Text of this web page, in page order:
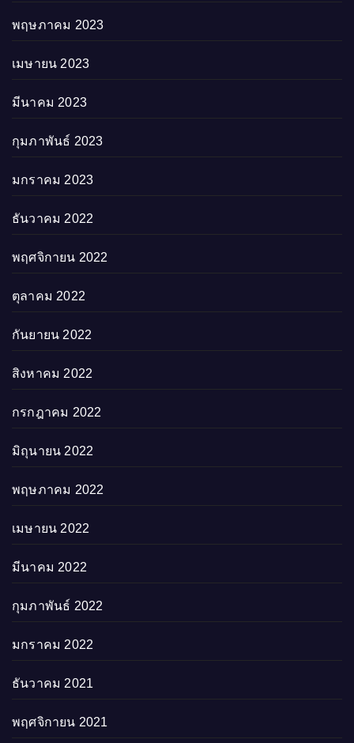
พฤษภาคม 2023
เมษายน 2023
มีนาคม 2023
กุมภาพันธ์ 2023
มกราคม 2023
ธันวาคม 2022
พฤศจิกายน 2022
ตุลาคม 2022
กันยายน 2022
สิงหาคม 2022
กรกฎาคม 2022
มิถุนายน 2022
พฤษภาคม 2022
เมษายน 2022
มีนาคม 2022
กุมภาพันธ์ 2022
มกราคม 2022
ธันวาคม 2021
พฤศจิกายน 2021